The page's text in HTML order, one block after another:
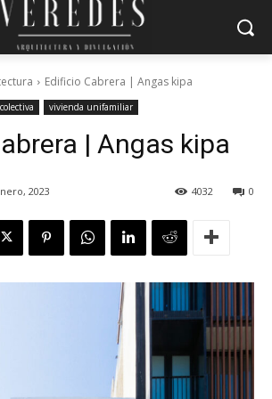
Edificio Cabrera | Angas kipa
vivienda unifamiliar
| Angas kipa
2023 0
4032